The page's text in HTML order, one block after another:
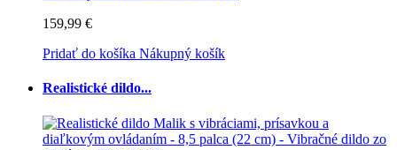
159,99 €
Pridať do košíka Nákupný košík
Realistické dildo...